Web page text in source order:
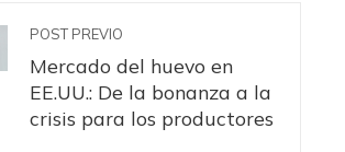
POST PREVIO
Mercado del huevo en
EE.UU.: De la bonanza a la
crisis para los productores